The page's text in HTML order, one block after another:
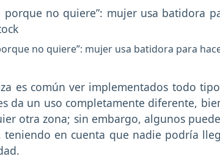
no quiere”: mujer usa batidora para
es común ver implementados todo
da un uso completamente diferente,
otra zona; sin embargo, algunos
teniendo en cuenta que nadie podría